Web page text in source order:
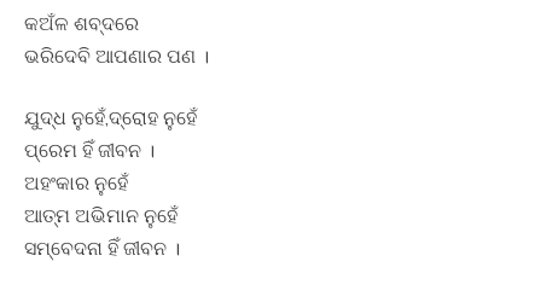
କଅଁଳ ଶବ୍ଦରେ
ଭରିଦେବି ଆପଣାର ପଣ ।
ଯୁଦ୍ଧ ନୁହେଁ,ଦ୍ରୋହ ନୁହେଁ
ପ୍ରେମ ହିଁ ଜୀବନ ।
ଅହଂକାର ନୁହେଁ
ଆତ୍ମ ଅଭିମାନ ନୁହେଁ
ସମ୍ବେଦନା ହିଁ ଜୀବନ ।